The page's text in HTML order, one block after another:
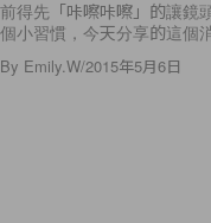
前得先「咔嚓咔嚓」的讓鏡
個小習慣，今天分享的這個
By Emily.W/2015年5月6日